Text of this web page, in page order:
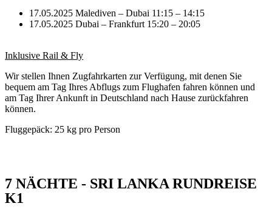
17.05.2025 Malediven – Dubai 11:15 – 14:15
17.05.2025 Dubai – Frankfurt 15:20 – 20:05
Inklusive Rail & Fly
Wir stellen Ihnen Zugfahrkarten zur Verfügung, mit denen Sie
bequem am Tag Ihres Abflugs zum Flughafen fahren können und
am Tag Ihrer Ankunft in Deutschland nach Hause zurückfahren
können.
Fluggepäck: 25 kg pro Person
7 NÄCHTE - SRI LANKA RUNDREISE
K1